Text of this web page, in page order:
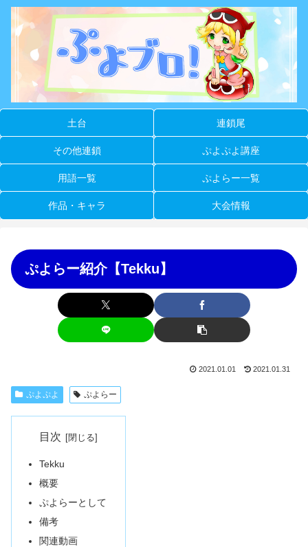
土台 連鎖尾
その他連鎖 ぷよぷよ講座
用語一覧 ぷよらー一覧
作品・キャラ 大会情報
ぷよらー紹介【Tekku】
2021.01.01 2021.01.31
ぷよぷよ ぷよらー
目次
Tekku
概要
ぷよらーとして
備考
関連動画